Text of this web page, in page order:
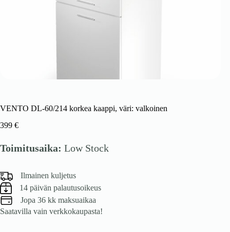
VENTO DL-60/214 korkea kaappi, väri: valkoinen
399 €
Toimitusaika: Low Stock
Ilmainen kuljetus
14 päivän palautusoikeus
Jopa 36 kk maksuaikaa
Saatavilla vain verkkokaupasta!